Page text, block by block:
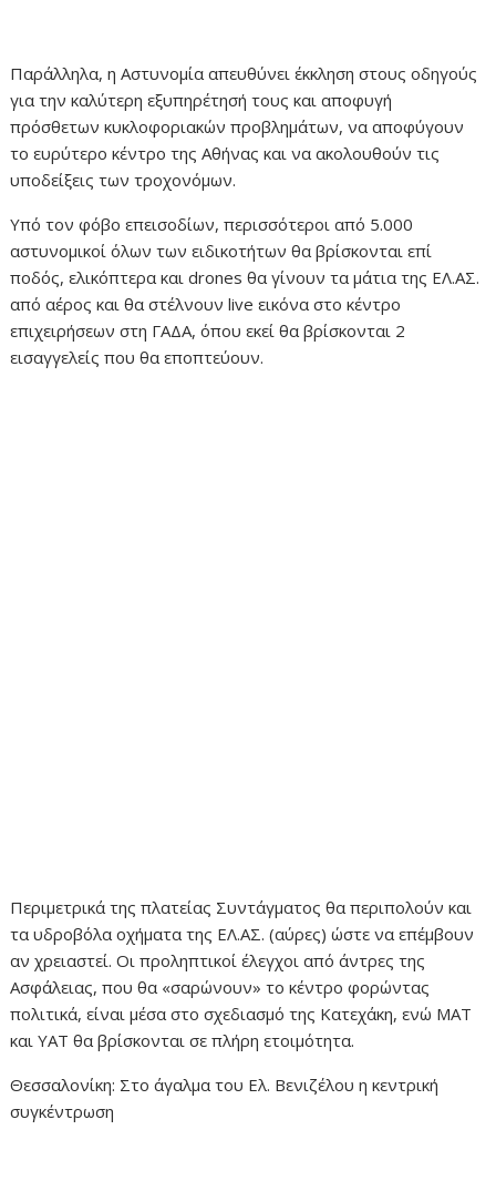
Παράλληλα, η Αστυνομία απευθύνει έκκληση στους οδηγούς
για την καλύτερη εξυπηρέτησή τους και αποφυγή
πρόσθετων κυκλοφοριακών προβλημάτων, να αποφύγουν
το ευρύτερο κέντρο της Αθήνας και να ακολουθούν τις
υποδείξεις των τροχονόμων.
Υπό τον φόβο επεισοδίων, περισσότεροι από 5.000
αστυνομικοί όλων των ειδικοτήτων θα βρίσκονται επί
ποδός, ελικόπτερα και drones θα γίνουν τα μάτια της ΕΛ.ΑΣ.
από αέρος και θα στέλνουν live εικόνα στο κέντρο
επιχειρήσεων στη ΓΑΔΑ, όπου εκεί θα βρίσκονται 2
εισαγγελείς που θα εποπτεύουν.
Περιμετρικά της πλατείας Συντάγματος θα περιπολούν και
τα υδροβόλα οχήματα της ΕΛ.ΑΣ. (αύρες) ώστε να επέμβουν
αν χρειαστεί. Οι προληπτικοί έλεγχοι από άντρες της
Ασφάλειας, που θα «σαρώνουν» το κέντρο φορώντας
πολιτικά, είναι μέσα στο σχεδιασμό της Κατεχάκη, ενώ ΜΑΤ
και ΥΑΤ θα βρίσκονται σε πλήρη ετοιμότητα.
Θεσσαλονίκη: Στο άγαλμα του Eλ. Βενιζέλου η κεντρική
συγκέντρωση